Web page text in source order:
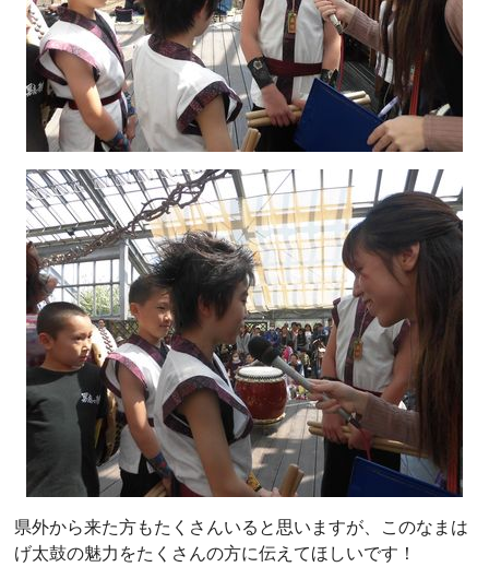
県外から来た方もたくさんいると思いますが、このなまは
げ太鼓の魅力をたくさんの方に伝えてほしいです！